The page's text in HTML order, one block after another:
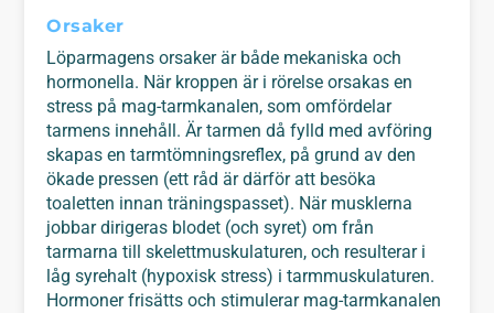
Orsaker
Löparmagens orsaker är både mekaniska och
hormonella. När kroppen är i rörelse orsakas en
stress på mag-tarmkanalen, som omfördelar
tarmens innehåll. Är tarmen då fylld med avföring
skapas en tarmtömningsreflex, på grund av den
ökade pressen (ett råd är därför att besöka
toaletten innan träningspasset). När musklerna
jobbar dirigeras blodet (och syret) om från
tarmarna till skelettmuskulaturen, och resulterar i
låg syrehalt (hypoxisk stress) i tarmmuskulaturen.
Hormoner frisätts och stimulerar mag-tarmkanalen